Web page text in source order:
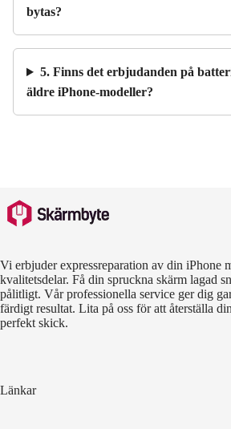
bytas?
5. Finns det erbjudanden på
äldre iPhone-modeller?
Vi erbjuder expressreparation av din iPhone
kvalitetsdelar. Få din spruckna skärm lagad
pålitligt. Vår professionella service ger dig
färdigt resultat. Lita på oss för att återställa
perfekt skick.
Länkar